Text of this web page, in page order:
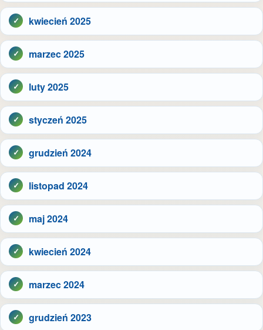
kwiecień 2025
marzec 2025
luty 2025
styczeń 2025
grudzień 2024
listopad 2024
maj 2024
kwiecień 2024
marzec 2024
grudzień 2023